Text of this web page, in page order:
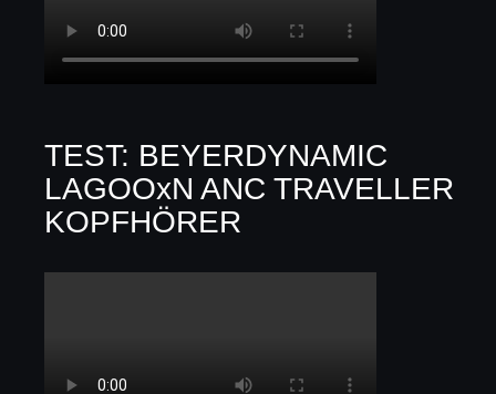
TEST: BEYERDYNAMIC
LAGOOxN ANC TRAVELLER
KOPFHÖRER